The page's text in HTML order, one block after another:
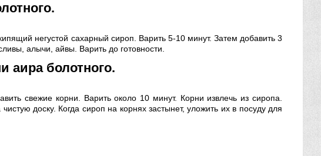
негустой сахарный сироп. Варить 5-10 минут. Затем добавить 3
алычи, айвы. Варить до готовности.
аира болотного.
свежие корни. Варить около 10 минут. Корни извлечь из сиропа.
доску. Когда сироп на корнях застынет, уложить их в посуду для